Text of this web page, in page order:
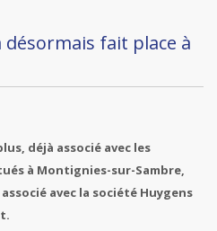
fait place à
déjà associé avec les
à Montignies-sur-Sambre,
avec la société Huygens